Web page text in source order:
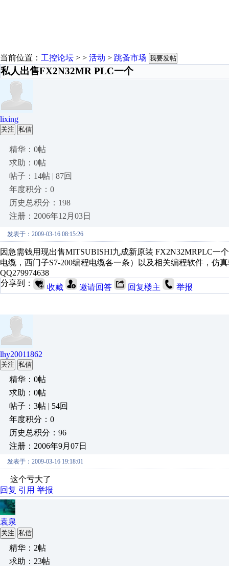
当前位置： 工控论坛 > > 活动 > 跳蚤市场 我要发帖
私人出售FX2N32MR PLC一个
lixing
关注 私信
精华：0帖
求助：0帖
帖子：14帖 | 87回
年度积分：0
历史总积分：198
注册：2006年12月03日
发表于：2009-03-16 08:15:26
因急需钱用现出售MITSUBISHI九成新原装 FX2N32MRPLC一
电缆，西门子S7-200编程电缆各一条）以及相关编程软件，仿
QQ279974638
分享到：
收藏 邀请回答 回复楼主 举报
lhy20011862
关注 私信
精华：0帖
求助：0帖
帖子：3帖 | 54回
年度积分：0
历史总积分：96
注册：2006年9月07日
发表于：2009-03-16 19:18:01
这个亏大了
回复 引用 举报
袁泉
关注 私信
精华：2帖
求助：23帖